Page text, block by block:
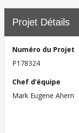
Projet Détails
Numéro du Projet
P178324
Chef d’équipe
Mark Eugene Ahern